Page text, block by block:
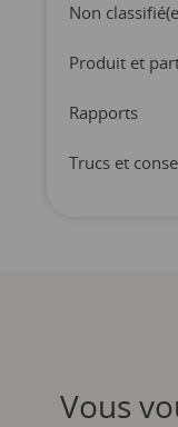
Non
Produit et
Rapports
Trucs et
Vous